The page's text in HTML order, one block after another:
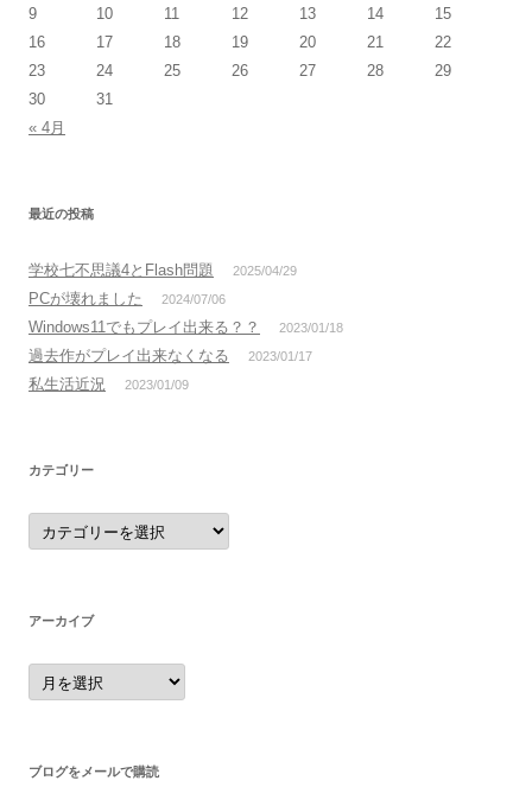
9
10 11 12 13 14
15
16
17 18 19 20 21
22
23
24 25 26 27 28
29
30
31
« 4月
最近の投稿
学校七不思議4とFlash問題 2025/04/29
PCが壊れました 2024/07/06
Windows11でもプレイ出来る？？ 2023/01/18
過去作がプレイ出来なくなる 2023/01/17
私生活近況 2023/01/09
カテゴリー
カ
テ
ゴ
アーカイブ
ア
ー
カ
ブログをメールで購読